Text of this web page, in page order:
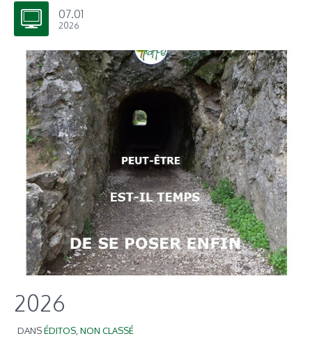
07.01
2026
2026
DANSÉDITOS NON CLASSÉ